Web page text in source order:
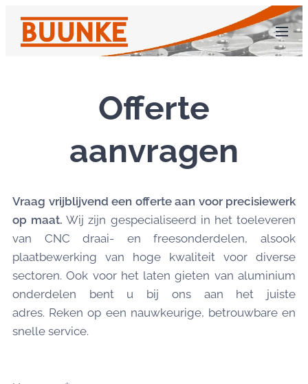
Offerte
aanvragen
Vraag vrijblijvend een offerte aan voor precisiewerk
op maat. Wij zijn gespecialiseerd in het toeleveren
van CNC draai- en freesonderdelen, alsook
plaatbewerking van hoge kwaliteit voor diverse
sectoren. Ook voor het laten gieten van aluminium
onderdelen bent u bij ons aan het juiste
adres. Reken op een nauwkeurige, betrouwbare en
snelle service.